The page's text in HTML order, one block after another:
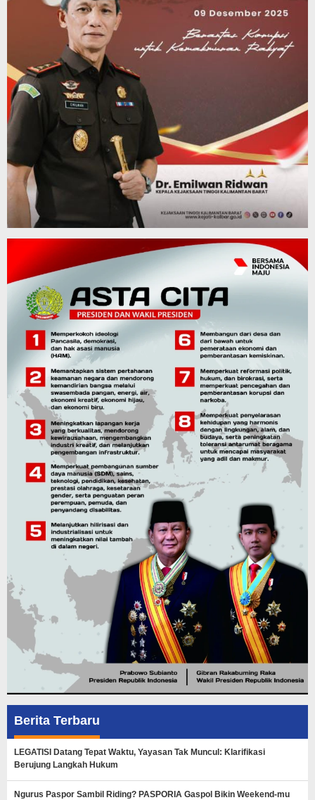
Berita Terbaru
LEGATISI Datang Tepat Waktu, Yayasan Tak Muncul: Klarifikasi
Berujung Langkah Hukum
Ngurus Paspor Sambil Riding? PASPORIA Gaspol Bikin Weekend-mu